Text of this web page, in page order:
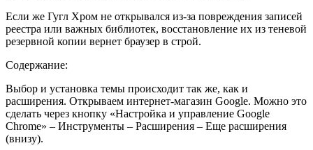
Если же Гугл Хром не открывался из-за повреждения записей
реестра или важных библиотек, восстановление их из теневой
резервной копии вернет браузер в строй.
Содержание:
Выбор и установка темы происходит так же, как и
расширения. Открываем интернет-магазин Google. Можно это
сделать через кнопку «Настройка и управление Google
Chrome» – Инструменты – Расширения – Еще расширения
(внизу).